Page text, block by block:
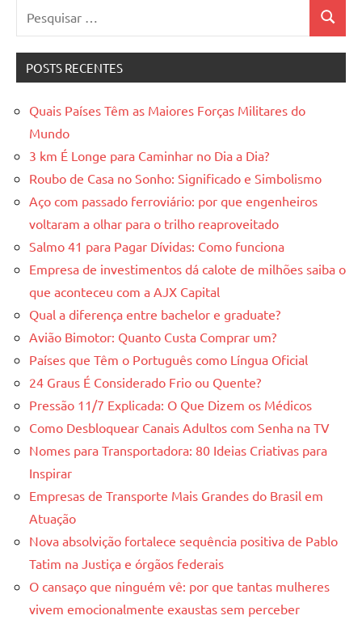
Pesquisar
por:
POSTS RECENTES
Quais Países Têm as Maiores Forças Militares do
Mundo
3 km É Longe para Caminhar no Dia a Dia?
Roubo de Casa no Sonho: Significado e Simbolismo
Aço com passado ferroviário: por que engenheiros
voltaram a olhar para o trilho reaproveitado
Salmo 41 para Pagar Dívidas: Como funciona
Empresa de investimentos dá calote de milhões saiba o
que aconteceu com a AJX Capital
Qual a diferença entre bachelor e graduate?
Avião Bimotor: Quanto Custa Comprar um?
Países que Têm o Português como Língua Oficial
24 Graus É Considerado Frio ou Quente?
Pressão 11/7 Explicada: O Que Dizem os Médicos
Como Desbloquear Canais Adultos com Senha na TV
Nomes para Transportadora: 80 Ideias Criativas para
Inspirar
Empresas de Transporte Mais Grandes do Brasil em
Atuação
Nova absolvição fortalece sequência positiva de Pablo
Tatim na Justiça e órgãos federais
O cansaço que ninguém vê: por que tantas mulheres
vivem emocionalmente exaustas sem perceber